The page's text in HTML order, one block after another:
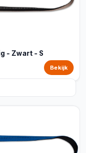
- Zwart - S
Bekijk